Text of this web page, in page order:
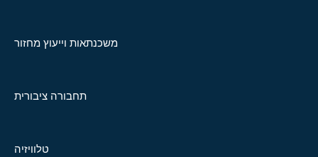
משכנתאות וייעוץ מחזור
תחבורה ציבורית
טלוויזיה